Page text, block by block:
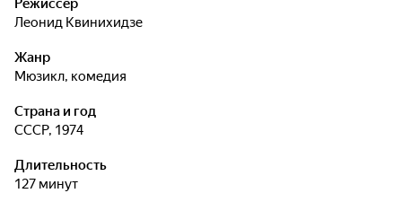
Режиссёр
Леонид Квинихидзе
Жанр
мюзикл, комедия
Страна и год
СССР, 1974
Длительность
127 минут